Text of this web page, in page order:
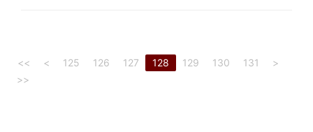
<< < 125 126 127 128 129 130 131
>
>>